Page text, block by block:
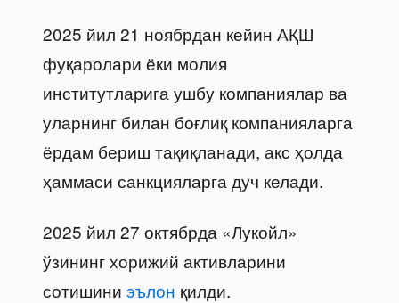
2025 йил 21 ноябрдан кейин АҚШ
фуқаролари ёки молия
институтларига ушбу компаниялар ва
уларнинг билан боғлиқ компанияларга
ёрдам бериш тақиқланади, акс ҳолда
ҳаммаси санкцияларга дуч келади.
2025 йил 27 октябрда «Лукойл»
ўзининг хорижий активларини
сотишини эълон қилди.